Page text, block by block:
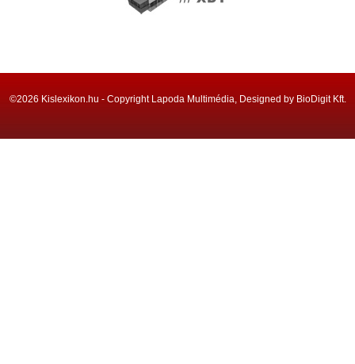
©2026 Kislexikon.hu - Copyright Lapoda Multimédia, Designed by BioDigit Kft.